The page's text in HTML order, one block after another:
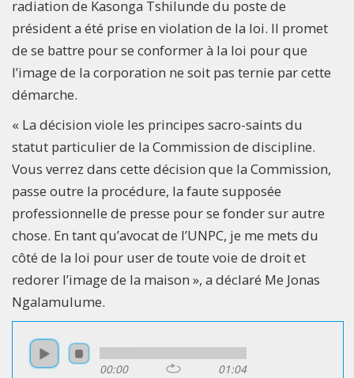
radiation de Kasonga Tshilunde du poste de
président a été prise en violation de la loi. Il promet
de se battre pour se conformer à la loi pour que
l’image de la corporation ne soit pas ternie par cette
démarche.
« La décision viole les principes sacro-saints du
statut particulier de la Commission de discipline.
Vous verrez dans cette décision que la Commission,
passe outre la procédure, la faute supposée
professionnelle de presse pour se fonder sur autre
chose. En tant qu’avocat de l’UNPC, je me mets du
côté de la loi pour user de toute voie de droit et
redorer l’image de la maison », a déclaré Me Jonas
Ngalamulume.
00:00 01:04